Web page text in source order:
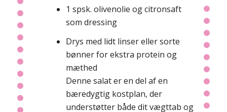
1 spsk. olivenolie og citronsaft
som dressing
Drys med lidt linser eller sorte
bønner for ekstra protein og
mæthed
Denne salat er en del af en
bæredygtig kostplan, der
understøtter både dit vægttab og